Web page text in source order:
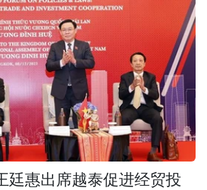
廷惠出席越泰促进经贸投